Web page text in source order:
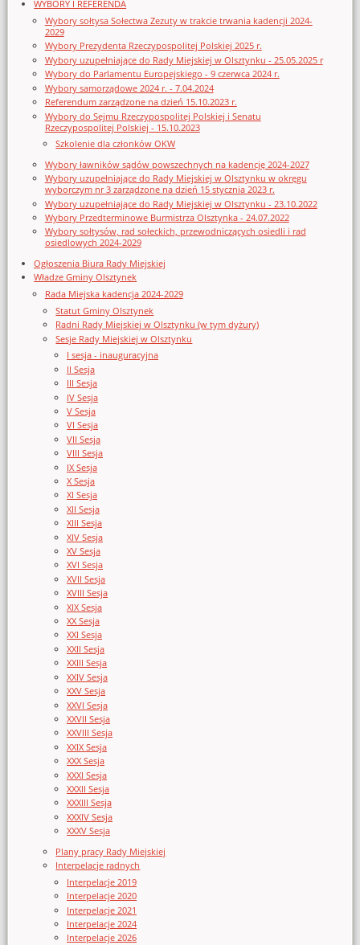
WYBORY I REFERENDA
Wybory sołtysa Sołectwa Zezuty w trakcie trwania kadencji 2024-
2029
Wybory Prezydenta Rzeczypospolitej Polskiej 2025 r.
Wybory uzupełniające do Rady Miejskiej w Olsztynku - 25.05.2025 r
Wybory do Parlamentu Europejskiego - 9 czerwca 2024 r.
Wybory samorządowe 2024 r. - 7.04.2024
Referendum zarządzone na dzień 15.10.2023 r.
Wybory do Sejmu Rzeczypospolitej Polskiej i Senatu
Rzeczypospolitej Polskiej - 15.10.2023
Szkolenie dla członków OKW
Wybory ławników sądów powszechnych na kadencję 2024-2027
Wybory uzupełniające do Rady Miejskiej w Olsztynku w okręgu
wyborczym nr 3 zarządzone na dzień 15 stycznia 2023 r.
Wybory uzupełniające do Rady Miejskiej w Olsztynku - 23.10.2022
Wybory Przedterminowe Burmistrza Olsztynka - 24.07.2022
Wybory sołtysów, rad sołeckich, przewodniczących osiedli i rad
osiedlowych 2024-2029
Ogłoszenia Biura Rady Miejskiej
Władze Gminy Olsztynek
Rada Miejska kadencja 2024-2029
Statut Gminy Olsztynek
Radni Rady Miejskiej w Olsztynku (w tym dyżury)
Sesje Rady Miejskiej w Olsztynku
I sesja - inauguracyjna
II Sesja
III Sesja
IV Sesja
V Sesja
VI Sesja
VII Sesja
VIII Sesja
IX Sesja
X Sesja
XI Sesja
XII Sesja
XIII Sesja
XIV Sesja
XV Sesja
XVI Sesja
XVII Sesja
XVIII Sesja
XIX Sesja
XX Sesja
XXI Sesja
XXII Sesja
XXIII Sesja
XXIV Sesja
XXV Sesja
XXVI Sesja
XXVII Sesja
XXVIII Sesja
XXIX Sesja
XXX Sesja
XXXI Sesja
XXXII Sesja
XXXIII Sesja
XXXIV Sesja
XXXV Sesja
Plany pracy Rady Miejskiej
Interpelacje radnych
Interpelacje 2019
Interpelacje 2020
Interpelacje 2021
Interpelacje 2024
Interpelacje 2026